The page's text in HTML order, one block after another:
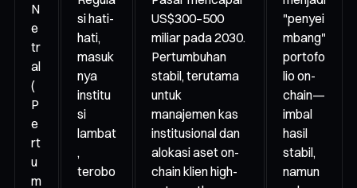
N
e
tr
al
(
P
e
rt
u
m
si hati-
hati,
masuk
nya
institu
si
lambat
,
terobo
US$300–500
miliar pada 2030.
Pertumbuhan
stabil, terutama
untuk
manajemen kas
institusional dan
alokasi aset on-
chain klien high-
"penyei
mbang"
portofo
lio on-
chain—
imbal
hasil
stabil,
namun